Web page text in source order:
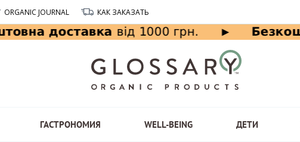
ORGANIC JOURNAL КАК ЗАКАЗАТЬ
ГАСТРОНОМИЯ WELL-BEING ДЕТИ